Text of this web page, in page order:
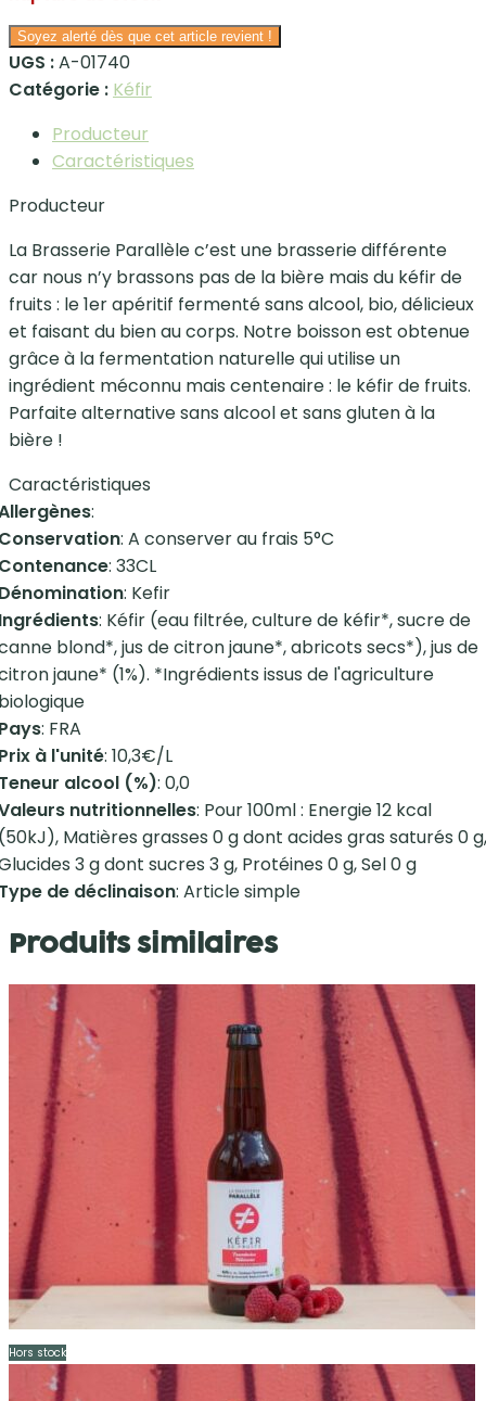
Soyez alerté dès que cet article revient !
UGS :A-01740
Catégorie : Kéfir
Producteur
Caractéristiques
Producteur
La Brasserie Parallèle c’est une brasserie différente
car nous n’y brassons pas de la bière mais du kéfir de
fruits : le 1er apéritif fermenté sans alcool, bio, délicieux
et faisant du bien au corps. Notre boisson est obtenue
grâce à la fermentation naturelle qui utilise un
ingrédient méconnu mais centenaire : le kéfir de fruits.
Parfaite alternative sans alcool et sans gluten à la
bière !
Caractéristiques
:
: A conserver au frais 5°C
: 33CL
: Kefir
: Kéfir (eau filtrée, culture de kéfir*, sucre de
blond*, jus de citron jaune*, abricots secs*), jus de
jaune* (1%). *Ingrédients issus de l'agriculture
: FRA
à l'unité: 10,3€/L
alcool (%): 0,0
nutritionnelles: Pour 100ml : Energie 12 kcal
Matières grasses 0 g dont acides gras saturés 0 g,
3 g dont sucres 3 g, Protéines 0 g, Sel 0 g
de déclinaison: Article simple
Produits similaires
Hors stock